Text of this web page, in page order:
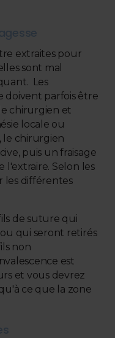
extraites pour
sont mal
Les
doivent parfois être
chirurgien et
locale ou
le chirurgien
puis un fraisage
l'extraire. Selon les
les différentes
de suture qui
ou qui seront retirés
non
est
et vous devrez
ce que la zone